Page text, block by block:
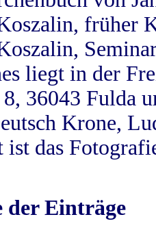
früher
liegt in der
36043 Fulda
Krone,
das
der Einträge